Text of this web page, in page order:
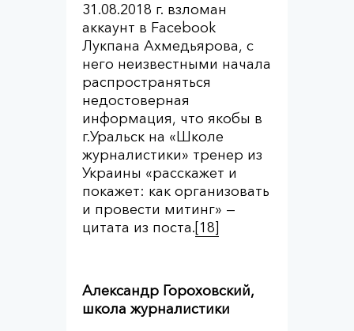
31.08.2018 г. взломан
аккаунт в Facebook
Лукпана Ахмедьярова, с
него неизвестными начала
распространяться
недостоверная
информация, что якобы в
г.Уральск на «Школе
журналистики» тренер из
Украины «расскажет и
покажет: как организовать
и провести митинг» —
цитата из поста.[18]
Александр Гороховский,
школа журналистики